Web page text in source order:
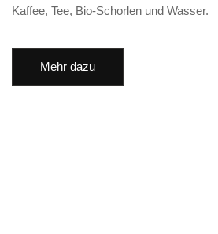
Kaffee, Tee, Bio-Schorlen und Wasser.
Mehr dazu